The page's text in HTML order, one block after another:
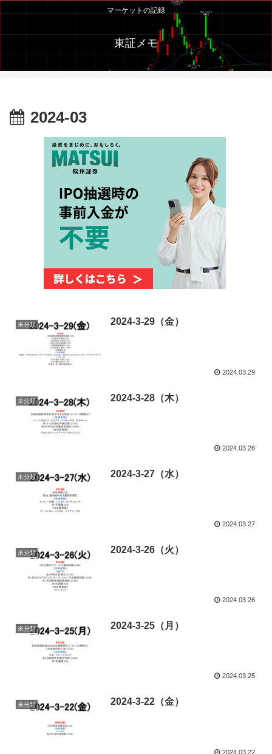
マーケットの記録
東証メモ
2024-03
未分類 2024-3-29（金）
2024.03.29
未分類 2024-3-28（木）
2024.03.28
未分類 2024-3-27（水）
2024.03.27
未分類 2024-3-26（火）
2024.03.26
未分類 2024-3-25（月）
2024.03.25
未分類 2024-3-22（金）
2024.03.22